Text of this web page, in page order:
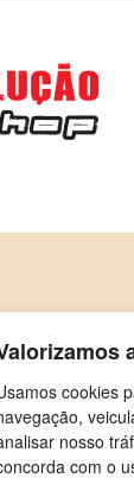
cookies
nosso
com o